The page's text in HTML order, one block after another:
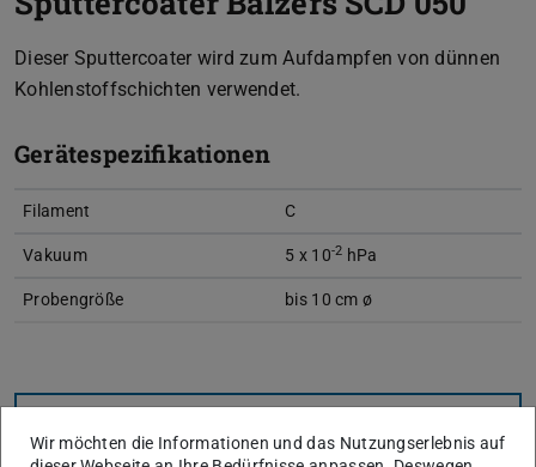
Dieser Sputtercoater wird zum Aufdampfen von dünnen
Kohlenstoffschichten verwendet.
Gerätespezifikationen
Filament C
Vakuum 5 x 10-2 hPa
Probengröße bis 10 cm ø
Wir möchten die Informationen und das Nutzungserlebnis auf